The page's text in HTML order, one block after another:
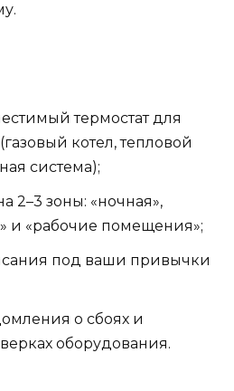
термостат для
котел, тепловой
система);
2–3 зоны: «ночная»,
и «рабочие помещения»;
под ваши привычки
о сбоях и
оборудования.